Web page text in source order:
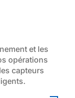
et les
opérations
capteurs